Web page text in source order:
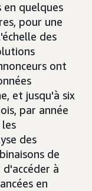
quelques
pour une
des
ont
et jusqu'à six
par année
des
de
à
en